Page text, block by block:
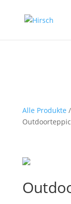
Alle Produkte /